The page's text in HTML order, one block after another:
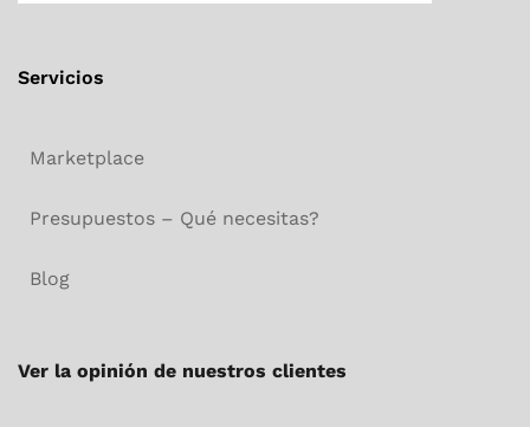
Servicios
Marketplace
Presupuestos – Qué necesitas?
Blog
Ver la opinión de nuestros clientes